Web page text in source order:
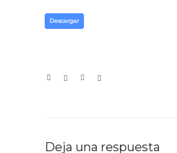
Descargar
Deja una respuesta